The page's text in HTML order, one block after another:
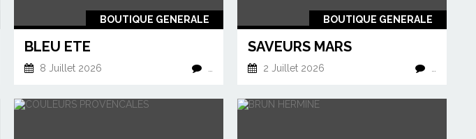
BOUTIQUE GENERALE
BLEU ETE
8 Juillet 2026
BOUTIQUE GENERALE
SAVEURS MARS
2 Juillet 2026